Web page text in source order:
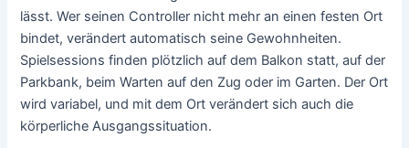
lässt. Wer seinen Controller nicht mehr an einen festen Ort
bindet, verändert automatisch seine Gewohnheiten.
Spielsessions finden plötzlich auf dem Balkon statt, auf der
Parkbank, beim Warten auf den Zug oder im Garten. Der Ort
wird variabel, und mit dem Ort verändert sich auch die
körperliche Ausgangssituation.